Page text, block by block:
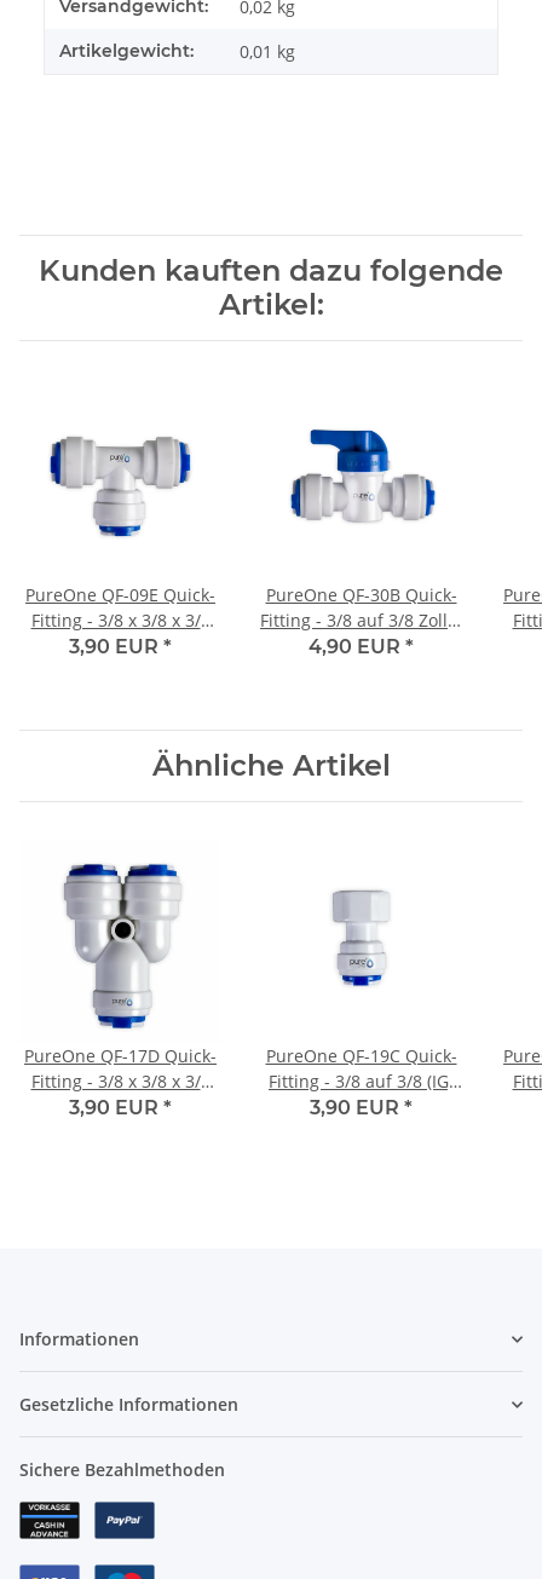
Versandgewicht: 0,02 kg
Artikelgewicht: 0,01 kg
Kunden kauften dazu folgende
Artikel:
PureOne QF-09E Quick-
Fitting - 3/8 x 3/8 x 3/8
Zoll | T-Form
3,90 EUR *
PureOne QF-30B Quick-
Fitting - 3/8 auf 3/8 Zoll |
I-Form | Handventil
4,90 EUR *
Ähnliche Artikel
PureOne QF-17D Quick-
Fitting - 3/8 x 3/8 x 3/8
Zoll | Y-Form
3,90 EUR *
PureOne QF-19C Quick-
Fitting - 3/8 auf 3/8 (IG)
Zoll | I-Form
3,90 EUR *
Informationen
Gesetzliche Informationen
Sichere Bezahlmethoden